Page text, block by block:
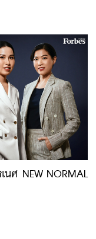
ศ NEW NORMAL